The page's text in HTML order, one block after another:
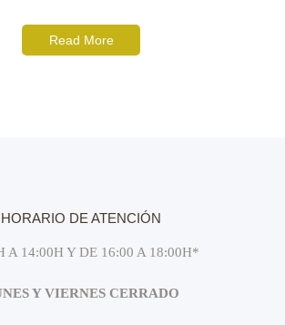
Read More
HORARIO DE ATENCIÓN
A 14:00H Y DE 16:00 A 18:00H*
Y VIERNES CERRADO